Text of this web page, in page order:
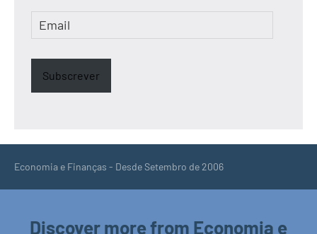
Email
Subscrever
Economia e Finanças - Desde Setembro de 2006
Discover more from Economia e